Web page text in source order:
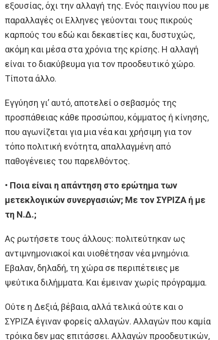
εξουσίας, όχι την αλλαγή της. Ενός παιγνίου που με
παραλλαγές οι Ελληνες γεύονται τους πικρούς
καρπούς του εδώ και δεκαετίες και, δυστυχώς,
ακόμη και μέσα στα χρόνια της κρίσης. Η αλλαγή
είναι το διακύβευμα για τον προοδευτικό χώρο.
Τίποτα άλλο.
Εγγύηση γι’ αυτό, αποτελεί ο σεβασμός της
προσπάθειας κάθε προσώπου, κόμματος ή κίνησης,
που αγωνίζεται για μια νέα και χρήσιμη για τον
τόπο πολιτική ενότητα, απαλλαγμένη από
παθογένειες του παρελθόντος.
• Ποια είναι η απάντηση στο ερώτημα των
μετεκλογικών συνεργασιών; Με τον ΣΥΡΙΖΑ ή με
τη Ν.Δ.;
Ας ρωτήσετε τους άλλους: πολιτεύτηκαν ως
αντιμνημονιακοί και υιοθέτησαν νέα μνημόνια.
Εβαλαν, δηλαδή, τη χώρα σε περιπέτειες με
ψεύτικα διλήμματα. Και έμειναν χωρίς πρόγραμμα.
Ούτε η Δεξιά, βέβαια, αλλά τελικά ούτε και ο
ΣΥΡΙΖΑ έγιναν φορείς αλλαγών. Αλλαγών που καμία
τρόικα δεν μας επιτάσσει. Αλλαγών προοδευτικών,